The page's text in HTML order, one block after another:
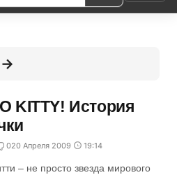
KITTY! История
020 Апреля 2009 19:14
– не просто звезда мирового